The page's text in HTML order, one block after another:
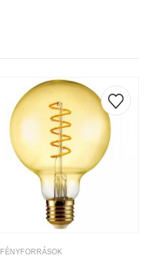
FÉNYFORRÁSOK